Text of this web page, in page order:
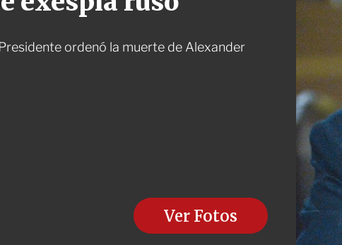
r
ordenó la muerte de Alexander
Ver Fotos